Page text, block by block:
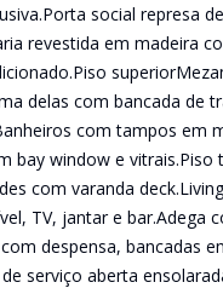
social represa
revestida em madeira
delas com bancada de
com tampos em
bay window e
com varanda
TV, jantar e
despensa, bancadas
serviço aberta